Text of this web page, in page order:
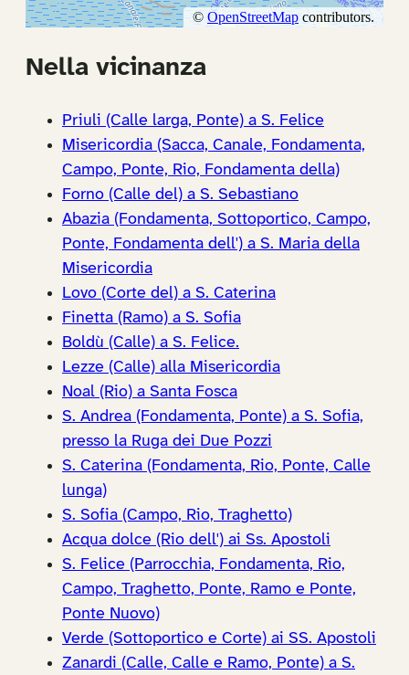
Nella vicinanza
Priuli (Calle larga, Ponte) a S. Felice
Misericordia (Sacca, Canale, Fondamenta,
Campo, Ponte, Rio, Fondamenta della)
Forno (Calle del) a S. Sebastiano
Abazia (Fondamenta, Sottoportico, Campo,
Ponte, Fondamenta dell') a S. Maria della
Misericordia
Lovo (Corte del) a S. Caterina
Finetta (Ramo) a S. Sofia
Boldù (Calle) a S. Felice.
Lezze (Calle) alla Misericordia
Noal (Rio) a Santa Fosca
S. Andrea (Fondamenta, Ponte) a S. Sofia,
presso la Ruga dei Due Pozzi
S. Caterina (Fondamenta, Rio, Ponte, Calle
lunga)
S. Sofia (Campo, Rio, Traghetto)
Acqua dolce (Rio dell') ai Ss. Apostoli
S. Felice (Parrocchia, Fondamenta, Rio,
Campo, Traghetto, Ponte, Ramo e Ponte,
Ponte Nuovo)
Verde (Sottoportico e Corte) ai SS. Apostoli
Zanardi (Calle, Calle e Ramo, Ponte) a S.